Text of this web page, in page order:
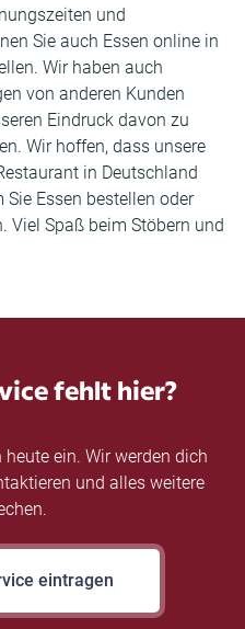
und
Sie auch Essen online in
Wir haben auch
von anderen Kunden
Eindruck davon zu
Wir hoffen, dass unsere
in Deutschland
Essen bestellen oder
Viel Spaß beim Stöbern und
fehlt hier?
ein. Wir werden dich
und alles weitere
eintragen